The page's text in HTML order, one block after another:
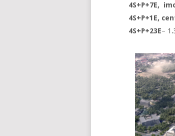
4S+P+7E,
4S+P+1E,
4S+P+23E–